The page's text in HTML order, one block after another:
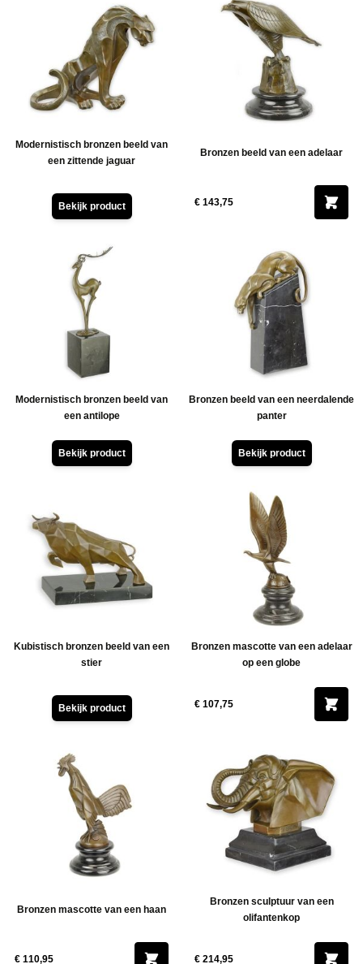
Modernistisch bronzen beeld van
een zittende jaguar
Bekijk product
Bronzen beeld van een adelaar
€ 143,75
Modernistisch bronzen beeld van
een antilope
Bekijk product
Bronzen beeld van een neerdalende
panter
Bekijk product
Kubistisch bronzen beeld van een
stier
Bekijk product
Bronzen mascotte van een adelaar
op een globe
€ 107,75
Bronzen mascotte van een haan
€ 110,95
Bronzen sculptuur van een
olifantenkop
€ 214,95